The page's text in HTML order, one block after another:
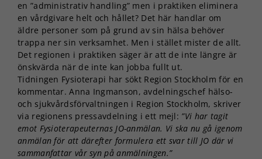
en ”administrativ handling” men i praktiken eliminera
en vårdgivare helt och hållet? Det här handlar om
äldre personer som på grund av sin hälsa behöver
trappa ner sin verksamhet. Men i stället mister de allt.
Det regionen i praktiken säger är att de inte längre är
önskvärda när de inte kan jobba fullt ut.
Tidningen Fysioterapi har sökt Region Stockholm för en
kommentar. Anna Ingmanson, avdelningschef hälso-
och sjukvårdsförvaltningen i Region Stockholm, skriver
via regionens pressavdelning i ett mejl: ”Vi har tagit
emot Fysioterapeuternas JO-anmälan. Vi ska nu gå igenom
anmälan för att därefter formulera ett svar till JO där vi
sammanfattar vår syn på anmälningen.”